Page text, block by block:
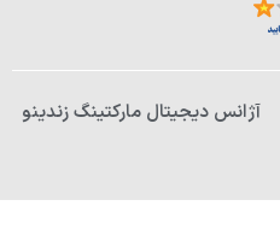
آژانس دیجیتال مارکتینگ زندینو